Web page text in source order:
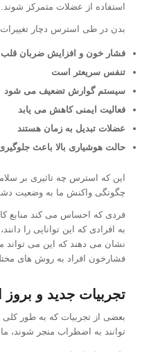
استفاده از عضلات متمرکز شوند.
بدن در طی استرس دچار
فشار خون و افزایش ضربان قلب
تنفس سریعتر است
سیستم گوارش تضعیف می شود
فعالیت ایمنی کاهش می یابد
عضلات تبدیل به زمان هستند
حالت هوشیاری بالا باعث
این که استرس چه تاثیری بر
چگونگی واکنش ما به وضعیت
فردی که احساس می کند منابع
به افرادی که این توانایی را
نشان می دهند که این می تواند
فشارخون افراد به روش های
تجربیات جدید و
بعضی از تجربیات که به طور
توانند به اضطراب منجر شوند،